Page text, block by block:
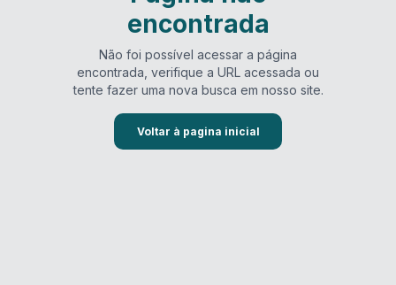
encontrada
Não foi possível acessar a página
encontrada, verifique a URL acessada ou
tente fazer uma nova busca em nosso site.
Voltar à pagina inicial